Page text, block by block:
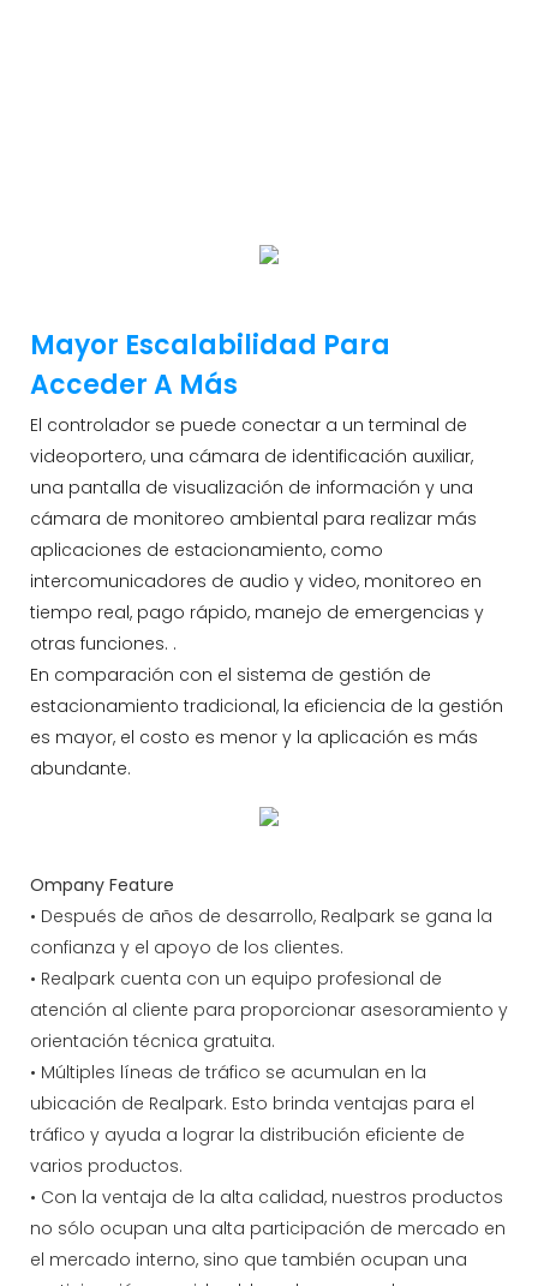
Mayor Escalabilidad Para
Acceder A Más
El controlador se puede conectar a un terminal de
videoportero, una cámara de identificación auxiliar,
una pantalla de visualización de información y una
cámara de monitoreo ambiental para realizar más
aplicaciones de estacionamiento, como
intercomunicadores de audio y video, monitoreo en
tiempo real, pago rápido, manejo de emergencias y
otras funciones. .
En comparación con el sistema de gestión de
estacionamiento tradicional, la eficiencia de la gestión
es mayor, el costo es menor y la aplicación es más
abundante.
Ompany Feature
• Después de años de desarrollo, Realpark se gana la
confianza y el apoyo de los clientes.
• Realpark cuenta con un equipo profesional de
atención al cliente para proporcionar asesoramiento y
orientación técnica gratuita.
• Múltiples líneas de tráfico se acumulan en la
ubicación de Realpark. Esto brinda ventajas para el
tráfico y ayuda a lograr la distribución eficiente de
varios productos.
• Con la ventaja de la alta calidad, nuestros productos
no sólo ocupan una alta participación de mercado en
el mercado interno, sino que también ocupan una